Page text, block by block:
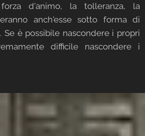
d'animo, la tolleranza, la
anch'esse sotto forma di
Se è possibile nascondere i propri
difficile nascondere i